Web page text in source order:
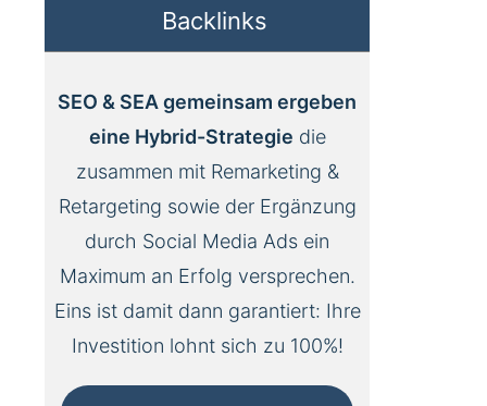
Backlinks
SEO & SEA gemeinsam ergeben
eine Hybrid-Strategie die
zusammen mit Remarketing &
Retargeting sowie der Ergänzung
durch Social Media Ads ein
Maximum an Erfolg versprechen.
Eins ist damit dann garantiert: Ihre
Investition lohnt sich zu 100%!